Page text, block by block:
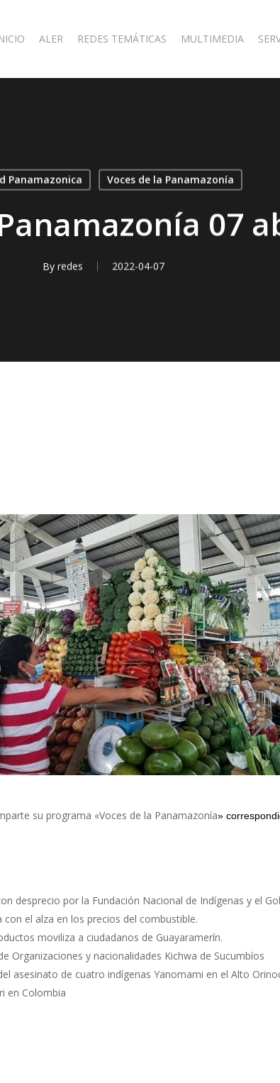
ALER REDES TEMÁTICAS MULTIMEDIA
Panamazonica Voces de la Panamazonía
07
By redes 2022-04-07
su programa «Voces de la Panamazonía»
desprecio por la Fundación Nacional de Indígenas y el
el alza en los precios del combustible.
moviliza a ciudadanos de Guayaramerín.
Organizaciones y nacionalidades Kichwa de Sucumbíos
asesinato de cuatro indígenas Yanomami en el Alto
en Colombia